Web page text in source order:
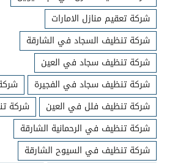
شركة تعقيم منازل الامارات
شركة تنظيف السجاد في الشارقة
شركة تنظيف سجاد في العين
شركة تنظيف سجاد في الفجيرة
شركة تنظيف فلل في العين
شركة
شركة تنظيف في الرحمانية الشارقة
شركة تنظيف في السيوح الشارقة